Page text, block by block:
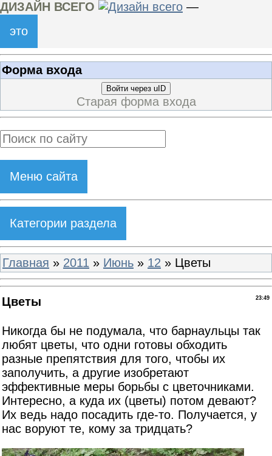
ДИЗАЙН ВСЕГО
—
это
Форма входа
Войти через uID
Старая форма входа
Меню сайта
Категории раздела
Главная » 2011 » Июнь » 12 » Цветы
23:49
Цветы
Никогда бы не подумала, что барнаульцы так
любят цветы, что одни готовы обходить
разные препятствия для того, чтобы их
заполучить, а другие изобретают
эффективные меры борьбы с цветочниками.
Интересно, а куда их (цветы) потом девают?
Их ведь надо посадить где-то. Получается, у
нас воруют те, кому за тридцать?